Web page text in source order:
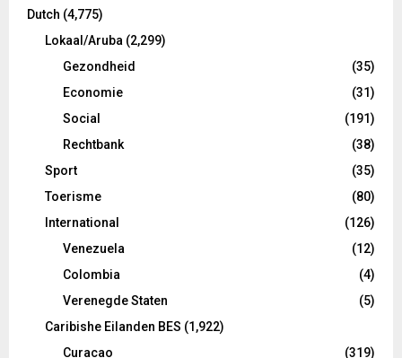
Dutch (4,775)
Lokaal/Aruba (2,299)
Gezondheid
(35)
Economie
(31)
Social
(191)
Rechtbank
(38)
Sport
(35)
Toerisme
(80)
International
(126)
Venezuela
(12)
Colombia
(4)
Verenegde Staten
(5)
Caribishe Eilanden BES (1,922)
Curacao
(319)